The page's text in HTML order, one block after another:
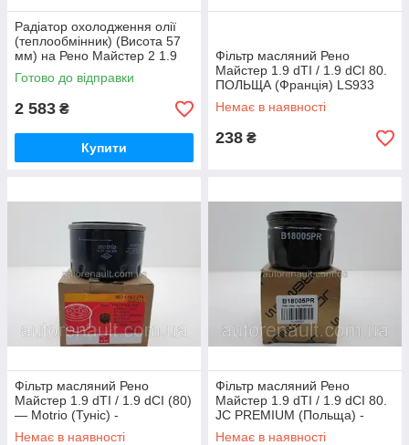
Радіатор охолодження олії
(теплообмінник) (Висота 57
мм) на Рено Майстер 2 1.9
dCi NRF (Нідерланди) 31769
Готово до відправки
2 583 ₴
Купити
Фільтр масляний Рено
Майстер 1.9 dTI / 1.9 dCI 80.
ПОЛЬЩА (Франція) LS933
Немає в наявності
238 ₴
Фільтр масляний Рено
Майстер 1.9 dTI / 1.9 dCI (80)
— Motrio (Туніс) -
8671002274
Немає в наявності
Фільтр масляний Рено
Майстер 1.9 dTI / 1.9 dCI 80.
JC PREMIUM (Польща) -
B18005PR
Немає в наявності